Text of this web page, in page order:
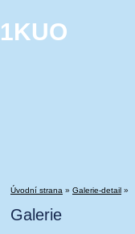
Úvodní strana » Galerie-detail »
Galerie